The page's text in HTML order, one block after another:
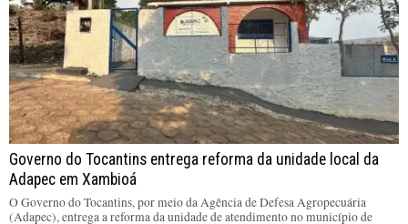
Governo do Tocantins entrega reforma da unidade local da
Adapec em Xambioá
O Governo do Tocantins, por meio da Agência de Defesa Agropecuária
(Adapec), entrega a reforma da unidade de atendimento no município de